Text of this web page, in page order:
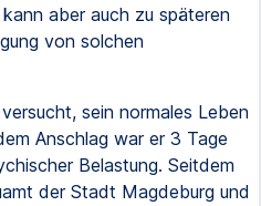
aber auch zu späteren
von solchen
sein normales Leben
Anschlag war er 3 Tage
Belastung. Seitdem
der Stadt Magdeburg und